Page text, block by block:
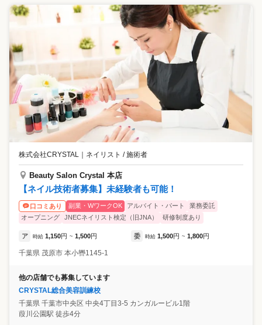
株式会社CRYSTAL ｜ ネイリスト / 施術者
Beauty Salon Crystal 本店
【ネイル技術者募集】未経験者も可能！
口コミあり 副業・WワークOK アルバイト・パート
業務委託
オープニング
JNECネイリスト検定（旧JNA） 研修制度あり
ア 時給 1,150円 ~ 1,500円 委 時給 1,500円 ~ 1,800円
千葉県 茂原市 本小轡1145-1
他の店舗でも募集しています
CRYSTAL総合美容訓練校
千葉県 千葉市中央区 中央4丁目3-5 カンガルービル1階
葭川公園駅 徒歩4分